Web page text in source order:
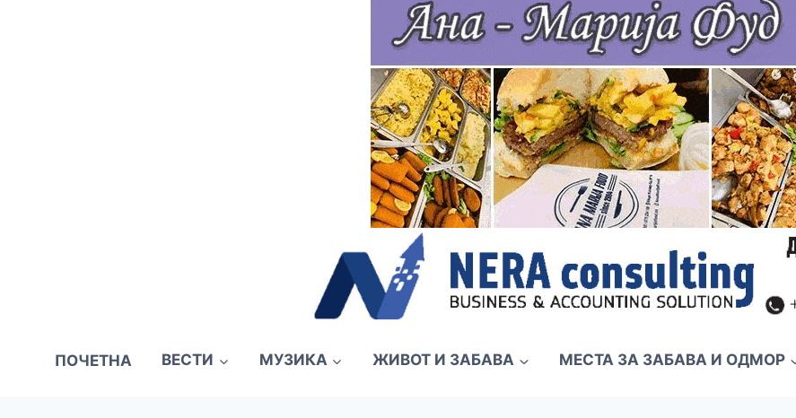
ПОЧЕТНА ВЕСТИ МУЗИКА ЖИВОТ И ЗАБАВА МЕСТА ЗА ЗАБАВА И ОДМОР